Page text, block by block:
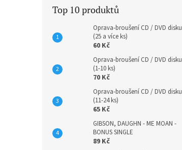
Top 10 produktů
Oprava-broušení CD / DVD disku
(25 a více ks)
60 Kč
Oprava-broušení CD / DVD disku
(1-10 ks)
70 Kč
Oprava-broušení CD / DVD disku
(11-24 ks)
65 Kč
GIBSON, DAUGHN - ME MOAN -
BONUS SINGLE
89 Kč